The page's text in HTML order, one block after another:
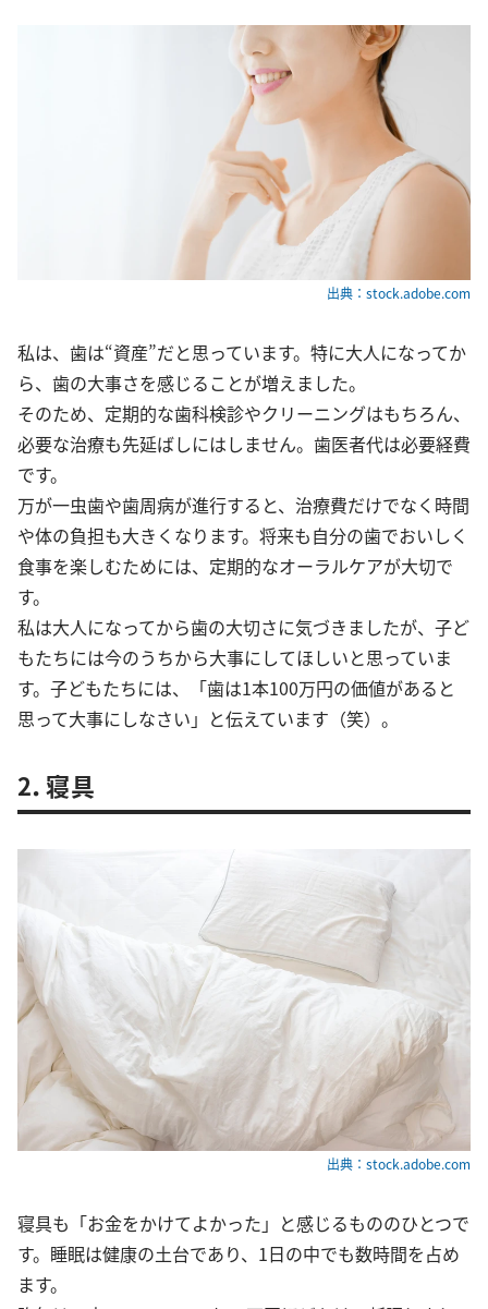
出典：stock.adobe.com
私は、歯は“資産”だと思っています。特に大人になってか
ら、歯の大事さを感じることが増えました。
そのため、定期的な歯科検診やクリーニングはもちろん、
必要な治療も先延ばしにはしません。歯医者代は必要経費
です。
万が一虫歯や歯周病が進行すると、治療費だけでなく時間
や体の負担も大きくなります。将来も自分の歯でおいしく
食事を楽しむためには、定期的なオーラルケアが大切で
す。
私は大人になってから歯の大切さに気づきましたが、子ど
もたちには今のうちから大事にしてほしいと思っていま
す。子どもたちには、「歯は1本100万円の価値があると
思って大事にしなさい」と伝えています（笑）。
2．寝具
出典：stock.adobe.com
寝具も「お金をかけてよかった」と感じるもののひとつで
す。睡眠は健康の土台であり、1日の中でも数時間を占め
ます。